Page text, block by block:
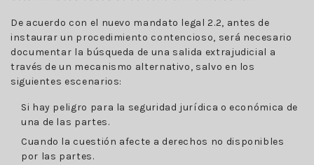
De acuerdo con el nuevo mandato legal 2.2, antes de
instaurar un procedimiento contencioso, será necesario
documentar la búsqueda de una salida extrajudicial a
través de un mecanismo alternativo, salvo en los
siguientes escenarios:
Si hay peligro para la seguridad jurídica o económica de
una de las partes.
Cuando la cuestión afecte a derechos no disponibles
por las partes.